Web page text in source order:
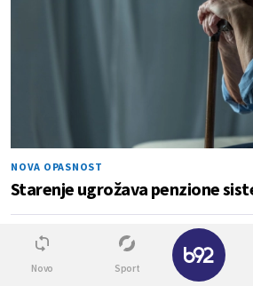
NOVA OPASNOST
Starenje ugrožava penzione
0
Novo Sport
✕